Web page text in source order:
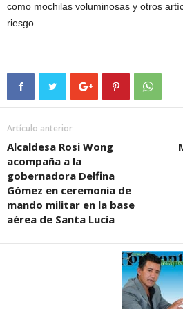
como mochilas voluminosas y otros
riesgo.
Artículo anterior
Alcaldesa Rosi Wong
acompaña a la
gobernadora Delfina
Gómez en ceremonia de
mando militar en la base
aérea de Santa Lucía